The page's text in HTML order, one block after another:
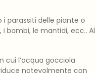
parassiti delle piante o
i bombi, le mantidi, ecc.. Al
cui l’acqua gocciola
notevolmente con